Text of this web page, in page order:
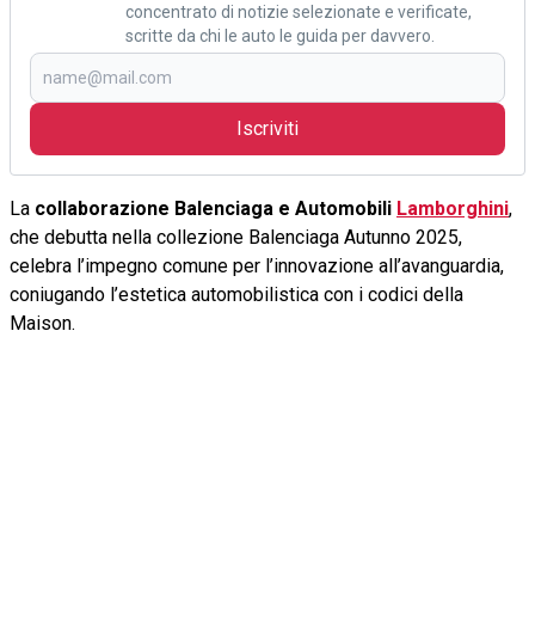
concentrato di notizie selezionate e verificate,
scritte da chi le auto le guida per davvero.
Iscriviti
La collaborazione Balenciaga e Automobili Lamborghini,
che debutta nella collezione Balenciaga Autunno 2025,
celebra l’impegno comune per l’innovazione all’avanguardia,
coniugando l’estetica automobilistica con i codici della
Maison.